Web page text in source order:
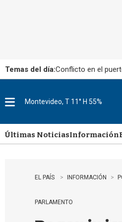
Temas del día:Conflicto en el
u
Montevideo, T 11° H 55%
Últimas NoticiasInformación
EL PAÍS INFORMACIÓN
PARLAMENTO